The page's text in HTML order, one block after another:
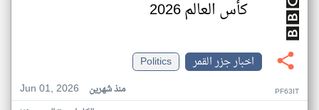
كأس العالم 2026
اخبار جزر القمر
Politics
Jun 01, 2026
منذ شهرين PF63IT